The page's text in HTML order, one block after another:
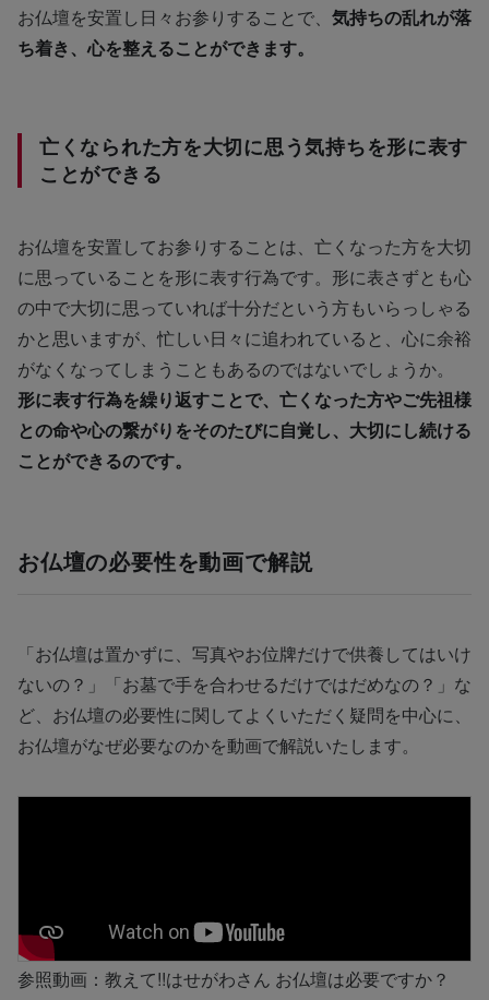
お仏壇を安置し日々お参りすることで、 気持ちの乱れが落
ち着き、心を整えることができます。
亡くなられた方を大切に思う気持ちを形に表す
ことができる
お仏壇を安置してお参りすることは、亡くなった方を大切
に思っていることを形に表す行為です。形に表さずとも心
の中で大切に思っていれば十分だという方もいらっしゃる
かと思いますが、忙しい日々に追われていると、心に余裕
がなくなってしまうこともあるのではないでしょうか。
形に表す行為を繰り返すことで、亡くなった方やご先祖様
との命や心の繋がりをそのたびに自覚し、大切にし続ける
ことができるのです。
お仏壇の必要性を動画で解説
「お仏壇は置かずに、写真やお位牌だけで供養してはいけ
ないの？」「お墓で手を合わせるだけではだめなの？」な
ど、お仏壇の必要性に関してよくいただく疑問を中心に、
お仏壇がなぜ必要なのかを動画で解説いたします。
参照動画：教えて!!はせがわさん お仏壇は必要ですか？